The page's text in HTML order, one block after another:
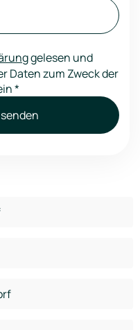
gelesen und
Daten zum Zweck der
*